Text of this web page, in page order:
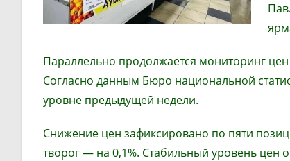
Параллельно продолжается мониторинг
Согласно данным Бюро национальной
уровне предыдущей недели.
Снижение цен зафиксировано по пяти
творог — на 0,1%. Стабильный уровень цен